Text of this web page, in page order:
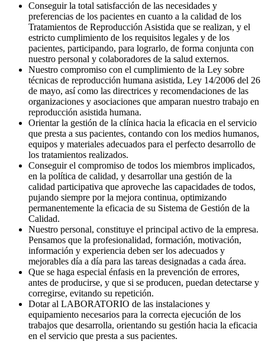
Conseguir la total satisfacción de las necesidades y
preferencias de los pacientes en cuanto a la calidad de los
Tratamientos de Reproducción Asistida que se realizan, y el
estricto cumplimiento de los requisitos legales y de los
pacientes, participando, para lograrlo, de forma conjunta con
nuestro personal y colaboradores de la salud externos.
Nuestro compromiso con el cumplimiento de la Ley sobre
técnicas de reproducción humana asistida, Ley 14/2006 del 26
de mayo, así como las directrices y recomendaciones de las
organizaciones y asociaciones que amparan nuestro trabajo en
reproducción asistida humana.
Orientar la gestión de la clínica hacia la eficacia en el servicio
que presta a sus pacientes, contando con los medios humanos,
equipos y materiales adecuados para el perfecto desarrollo de
los tratamientos realizados.
Conseguir el compromiso de todos los miembros implicados,
en la política de calidad, y desarrollar una gestión de la
calidad participativa que aproveche las capacidades de todos,
pujando siempre por la mejora continua, optimizando
permanentemente la eficacia de su Sistema de Gestión de la
Calidad.
Nuestro personal, constituye el principal activo de la empresa.
Pensamos que la profesionalidad, formación, motivación,
información y experiencia deben ser los adecuados y
mejorables día a día para las tareas designadas a cada área.
Que se haga especial énfasis en la prevención de errores,
antes de producirse, y que si se producen, puedan detectarse y
corregirse, evitando su repetición.
Dotar al LABORATORIO de las instalaciones y
equipamiento necesarios para la correcta ejecución de los
trabajos que desarrolla, orientando su gestión hacia la eficacia
en el servicio que presta a sus pacientes.